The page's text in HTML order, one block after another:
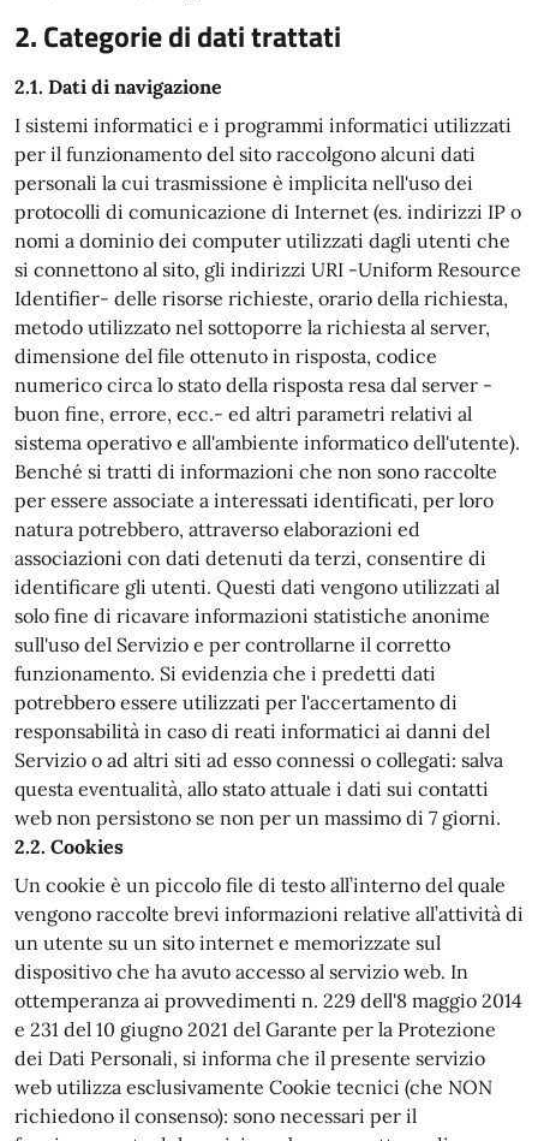
2. Categorie di dati trattati
2.1. Dati di navigazione
I sistemi informatici e i programmi informatici utilizzati
per il funzionamento del sito raccolgono alcuni dati
personali la cui trasmissione è implicita nell'uso dei
protocolli di comunicazione di Internet (es. indirizzi IP o
nomi a dominio dei computer utilizzati dagli utenti che
si connettono al sito, gli indirizzi URI -Uniform Resource
Identifier- delle risorse richieste, orario della richiesta,
metodo utilizzato nel sottoporre la richiesta al server,
dimensione del file ottenuto in risposta, codice
numerico circa lo stato della risposta resa dal server -
buon fine, errore, ecc.- ed altri parametri relativi al
sistema operativo e all'ambiente informatico dell'utente).
Benché si tratti di informazioni che non sono raccolte
per essere associate a interessati identificati, per loro
natura potrebbero, attraverso elaborazioni ed
associazioni con dati detenuti da terzi, consentire di
identificare gli utenti. Questi dati vengono utilizzati al
solo fine di ricavare informazioni statistiche anonime
sull'uso del Servizio e per controllarne il corretto
funzionamento. Si evidenzia che i predetti dati
potrebbero essere utilizzati per l'accertamento di
responsabilità in caso di reati informatici ai danni del
Servizio o ad altri siti ad esso connessi o collegati: salva
questa eventualità, allo stato attuale i dati sui contatti
web non persistono se non per un massimo di 7 giorni.
2.2. Cookies
Un cookie è un piccolo file di testo all’interno del quale
vengono raccolte brevi informazioni relative all’attività di
un utente su un sito internet e memorizzate sul
dispositivo che ha avuto accesso al servizio web. In
ottemperanza ai provvedimenti n. 229 dell'8 maggio 2014
e 231 del 10 giugno 2021 del Garante per la Protezione
dei Dati Personali, si informa che il presente servizio
web utilizza esclusivamente Cookie tecnici (che NON
richiedono il consenso): sono necessari per il